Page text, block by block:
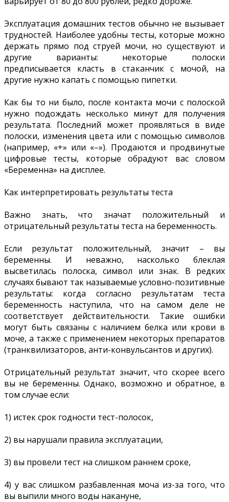
Эксплуатация домашних тестов обычно не вызывает
трудностей. Наиболее удобны тесты, которые можно
держать прямо под струей мочи, но существуют и
другие варианты: некоторые полоски
предписывается класть в стаканчик с мочой, на
другие нужно капать с помощью пипетки.
Как бы то ни было, после контакта мочи с полоской
нужно подождать несколько минут для получения
результата. Последний может проявляться в виде
полоски, изменения цвета или с помощью символов
(например, «+» или «–»). Продаются и продвинутые
цифровые тесты, которые обрадуют вас словом
«Беременна» на дисплее.
Как интерпретировать результаты теста
Важно знать, что значат положительный и
отрицательный результаты теста на беременность.
Если результат положительный, значит – вы
беременны. И неважно, насколько блеклая
высветилась полоска, символ или знак. В редких
случаях бывают так называемые условно-позитивные
результаты: когда согласно результатам теста
беременность наступила, что на самом деле не
соответствует действительности. Такие ошибки
могут быть связаны с наличием белка или крови в
моче, а также с применением некоторых препаратов
(транквилизаторов, анти-конвульсантов и других).
Отрицательный результат значит, что скорее всего
вы не беременны. Однако, возможно и обратное, в
том случае если:
1) истек срок годности тест-полосок,
2) вы нарушали правила эксплуатации,
3) вы провели тест на слишком раннем сроке,
4) у вас слишком разбавленная моча из-за того, что
вы выпили много воды накануне,